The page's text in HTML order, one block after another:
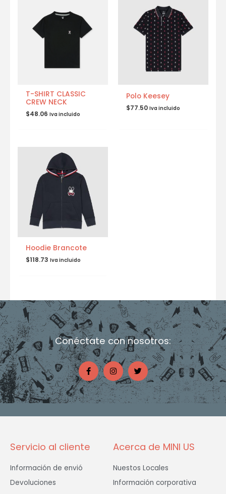
T-SHIRT CLASSIC
CREW NECK
$48.06 Iva incluido
Polo Keesey
$77.50 Iva incluido
Hoodie Brancote
$118.73 Iva incluido
Conéctate con nosotros:
F
a
c
e
b
o
o
I
n
s
t
a
g
r
T
w
i
t
t
e
Servicio al cliente
Información de envió
Devoluciones
Acerca de MINI US
Nuestos Locales
Información corporativa